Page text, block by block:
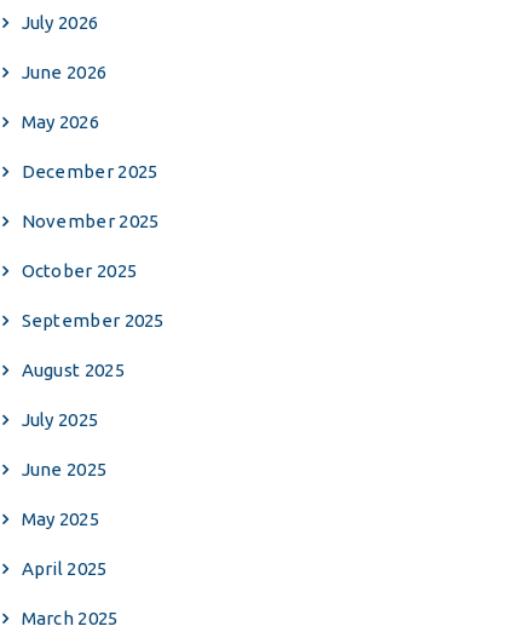
July 2026
June 2026
May 2026
December 2025
November 2025
October 2025
September 2025
August 2025
July 2025
June 2025
May 2025
April 2025
March 2025